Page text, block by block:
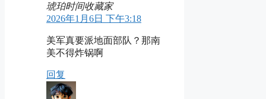
琥珀时间收藏家
2026年1月6日 下午3:18
美军真要派地面部队？那南
美不得炸锅啊
回复